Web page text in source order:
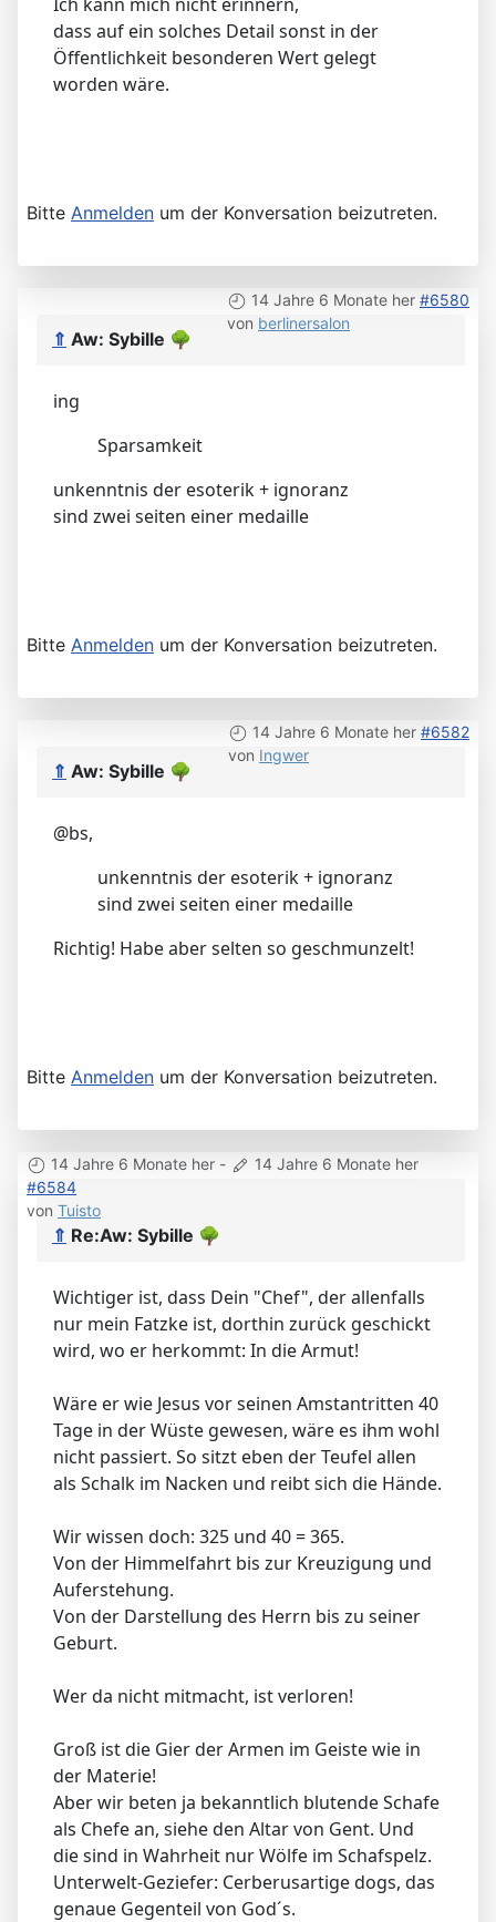
dass auf ein solches Detail sonst in der
Öffentlichkeit besonderen Wert gelegt
worden wäre.
Bitte Anmelden um der Konversation beizutreten.
14 Jahre 6 Monate her #6580
von berlinersalon
⇑ Aw: Sybille 🌳
ing
Sparsamkeit
unkenntnis der esoterik + ignoranz
sind zwei seiten einer medaille
Bitte Anmelden um der Konversation beizutreten.
14 Jahre 6 Monate her #6582
von Ingwer
⇑ Aw: Sybille 🌳
@bs,
unkenntnis der esoterik + ignoranz
sind zwei seiten einer medaille
Richtig! Habe aber selten so geschmunzelt!
Bitte Anmelden um der Konversation beizutreten.
14 Jahre 6 Monate her -
14 Jahre 6 Monate her
#6584
von Tuisto
⇑ Re:Aw: Sybille 🌳
Wichtiger ist, dass Dein "Chef", der allenfalls
nur mein Fatzke ist, dorthin zurück geschickt
wird, wo er herkommt: In die Armut!
Wäre er wie Jesus vor seinen Amstantritten 40
Tage in der Wüste gewesen, wäre es ihm wohl
nicht passiert. So sitzt eben der Teufel allen
als Schalk im Nacken und reibt sich die Hände.
Wir wissen doch: 325 und 40 = 365.
Von der Himmelfahrt bis zur Kreuzigung und
Auferstehung.
Von der Darstellung des Herrn bis zu seiner
Geburt.
Wer da nicht mitmacht, ist verloren!
Groß ist die Gier der Armen im Geiste wie in
der Materie!
Aber wir beten ja bekanntlich blutende Schafe
als Chefe an, siehe den Altar von Gent. Und
die sind in Wahrheit nur Wölfe im Schafspelz.
Unterwelt-Geziefer: Cerberusartige dogs, das
genaue Gegenteil von God´s.